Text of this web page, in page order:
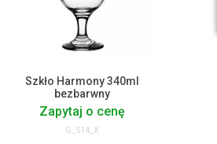
Szkło Harmony 340ml
bezbarwny
Zapytaj o cenę
G_514_X